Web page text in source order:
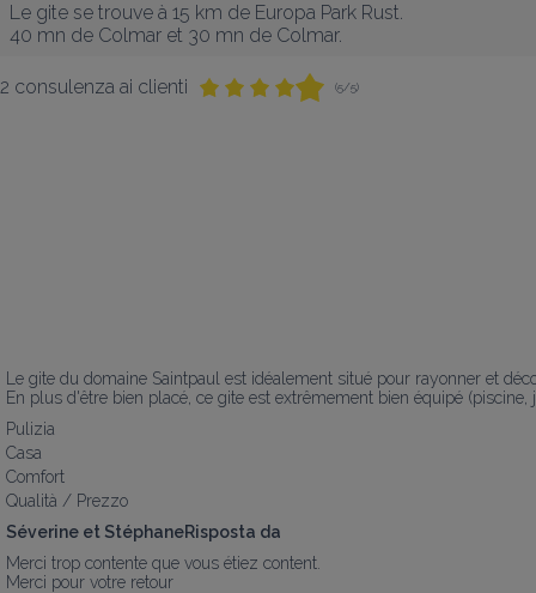
Le gite se trouve à 15 km de Europa Park Rust.
40 mn de Colmar et 30 mn de Colmar.
2 consulenza ai clienti (5/5)
Le gite du domaine Saintpaul est idéalement situé pour rayonner et
En plus d'être bien placé, ce gite est extrêmement bien équipé
Pulizia
Casa
Comfort
Qualità / Prezzo
Séverine et StéphaneRisposta da
Merci trop contente que vous étiez content.
Merci pour votre retour